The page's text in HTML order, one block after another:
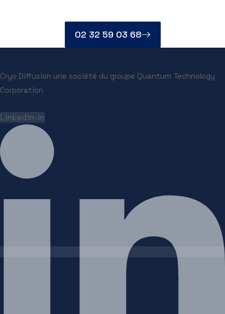
Nous sommes ouverts du Lundi au Vendredi de 08h30 à 17h00
02 32 59 03 68
Cryo Diffusion une société du groupe Quantum Technology
Corporation
Linkedin-in